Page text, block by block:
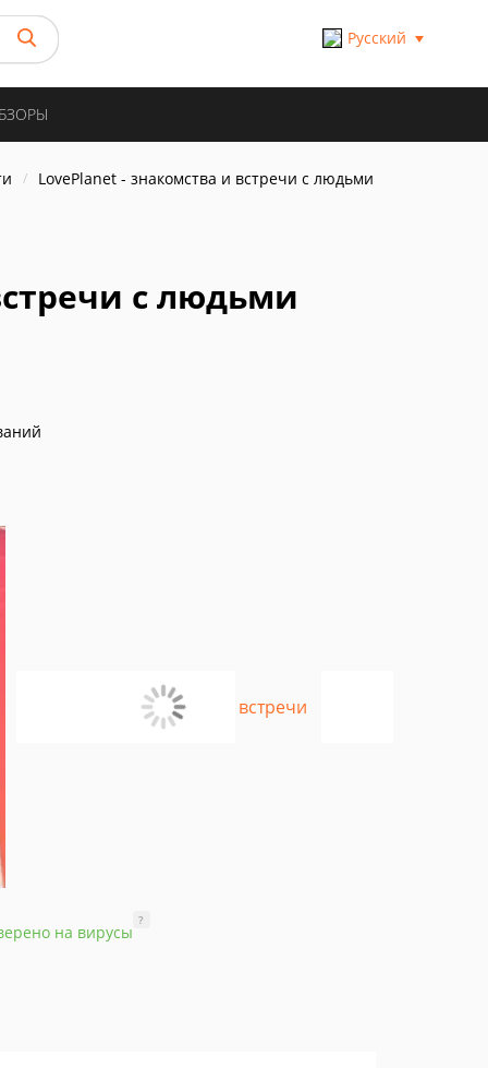
Русский
LovePlanet - знакомства и встречи с людьми
с людьми
на вирусы
?